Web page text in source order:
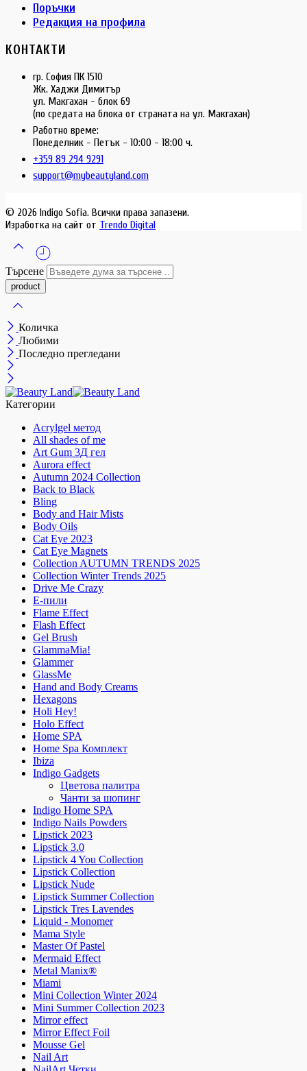
Поръчки
Редакция на профила
КОНТАКТИ
гр. София ПК 1510
Жк. Хаджи Димитър
ул. Макгахан - блок 69
(по средата на блока от страната на ул. Макгахан)
Работно време:
Понеделник - Петък - 10:00 - 18:00 ч.
+359 89 294 9291
support@mybeautyland.com
© 2026 Indigo Sofia. Всички права запазени.
Изработка на сайт от Trendo Digital
Търсене
Количка
Любими
Последно прегледани
Категории
Acrylgel метод
All shades of me
Art Gum 3Д гел
Aurora effect
Autumn 2024 Collection
Back to Black
Bling
Body and Hair Mists
Body Oils
Cat Eye 2023
Cat Eye Magnets
Collection AUTUMN TRENDS 2025
Collection Winter Trends 2025
Drive Me Crazy
E-пили
Flame Effect
Flash Effect
Gel Brush
GlammaMia!
Glammer
GlassMe
Hand and Body Creams
Hexagons
Holi Hey!
Holo Effect
Home SPA
Home Spa Комплект
Ibiza
Indigo Gadgets
Цветова палитра
Чанти за шопинг
Indigo Home SPA
Indigo Nails Powders
Lipstick 2023
Lipstick 3.0
Lipstick 4 You Collection
Lipstick Collection
Lipstick Nude
Lipstick Summer Collection
Lipstick Tres Lavendes
Liquid - Monomer
Mama Style
Master Of Pastel
Mermaid Effect
Metal Manix®
Miami
Mini Collection Winter 2024
Mini Summer Collection 2023
Mirror effect
Mirror Effect Foil
Mousse Gel
Nail Art